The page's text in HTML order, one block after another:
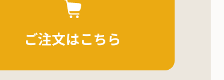
ご注文はこちら